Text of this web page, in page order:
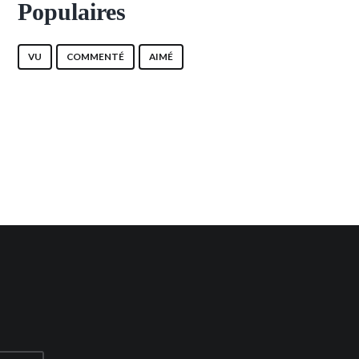
Populaires
VU COMMENTÉ AIMÉ